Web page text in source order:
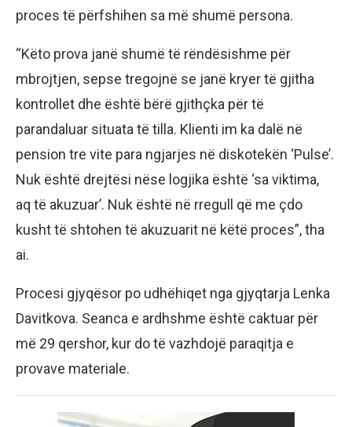
proces të përfshihen sa më shumë persona.
“Këto prova janë shumë të rëndësishme për
mbrojtjen, sepse tregojnë se janë kryer të gjitha
kontrollet dhe është bërë gjithçka për të
parandaluar situata të tilla. Klienti im ka dalë në
pension tre vite para ngjarjes në diskotekën ‘Pulse’.
Nuk është drejtësi nëse logjika është ‘sa viktima,
aq të akuzuar’. Nuk është në rregull që me çdo
kusht të shtohen të akuzuarit në këtë proces”, tha
ai.
Procesi gjyqësor po udhëhiqet nga gjyqtarja Lenka
Davitkova. Seanca e ardhshme është caktuar për
më 29 qershor, kur do të vazhdojë paraqitja e
provave materiale.